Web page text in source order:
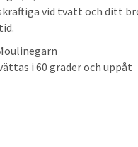
vid tvätt och ditt
i 60 grader och uppåt